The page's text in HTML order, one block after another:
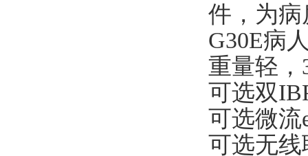
件，为
G30E病
重量轻，
可选双
可选微流
可选无线